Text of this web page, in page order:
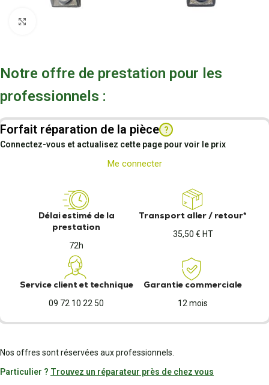
Notre offre de prestation pour les
professionnels :
Forfait réparation de la pièce ?
Connectez-vous et actualisez cette page pour voir le prix
Me connecter
Délai estimé de la
prestation
72h
Transport aller / retour*
35,50 € HT
Service client et technique
09 72 10 22 50
Garantie commerciale
12 mois
Nos offres sont réservées aux professionnels.
Particulier ? Trouvez un réparateur près de chez vous